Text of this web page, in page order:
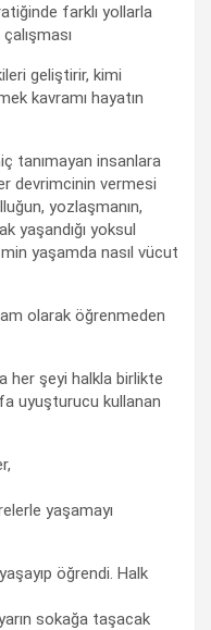
farklı yollarla
geliştirir, kimi
kavramı hayatın
tanımayan insanlara
devrimcinin vermesi
yozlaşmanın,
yaşandığı yoksul
yaşamda nasıl vücut
olarak öğrenmeden
her şeyi halkla birlikte
uyuşturucu kullanan
yaşamayı
öğrendi. Halk
sokağa taşacak